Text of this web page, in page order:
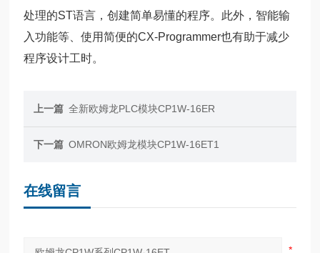
处理的ST语言，创建简单易懂的程序。此外，智能输
入功能等、使用简便的CX-Programmer也有助于减少
程序设计工时。
上一篇 全新欧姆龙PLC模块CP1W-16ER
下一篇 OMRON欧姆龙模块CP1W-16ET1
在线留言